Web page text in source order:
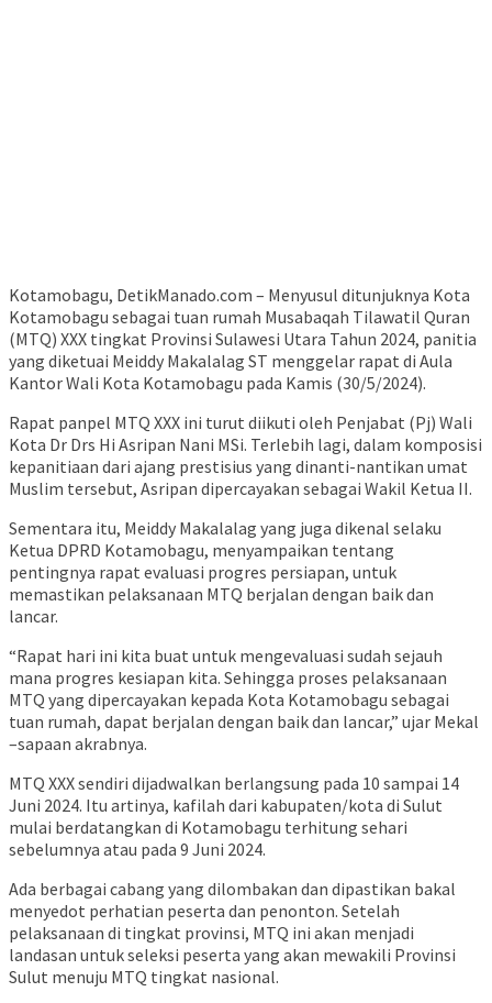
Kotamobagu, DetikManado.com – Menyusul ditunjuknya Kota
Kotamobagu sebagai tuan rumah Musabaqah Tilawatil Quran
(MTQ) XXX tingkat Provinsi Sulawesi Utara Tahun 2024, panitia
yang diketuai Meiddy Makalalag ST menggelar rapat di Aula
Kantor Wali Kota Kotamobagu pada Kamis (30/5/2024).
Rapat panpel MTQ XXX ini turut diikuti oleh Penjabat (Pj) Wali
Kota Dr Drs Hi Asripan Nani MSi. Terlebih lagi, dalam komposisi
kepanitiaan dari ajang prestisius yang dinanti-nantikan umat
Muslim tersebut, Asripan dipercayakan sebagai Wakil Ketua II.
Sementara itu, Meiddy Makalalag yang juga dikenal selaku
Ketua DPRD Kotamobagu, menyampaikan tentang
pentingnya rapat evaluasi progres persiapan, untuk
memastikan pelaksanaan MTQ berjalan dengan baik dan
lancar.
“Rapat hari ini kita buat untuk mengevaluasi sudah sejauh
mana progres kesiapan kita. Sehingga proses pelaksanaan
MTQ yang dipercayakan kepada Kota Kotamobagu sebagai
tuan rumah, dapat berjalan dengan baik dan lancar,” ujar Mekal
–sapaan akrabnya.
MTQ XXX sendiri dijadwalkan berlangsung pada 10 sampai 14
Juni 2024. Itu artinya, kafilah dari kabupaten/kota di Sulut
mulai berdatangkan di Kotamobagu terhitung sehari
sebelumnya atau pada 9 Juni 2024.
Ada berbagai cabang yang dilombakan dan dipastikan bakal
menyedot perhatian peserta dan penonton. Setelah
pelaksanaan di tingkat provinsi, MTQ ini akan menjadi
landasan untuk seleksi peserta yang akan mewakili Provinsi
Sulut menuju MTQ tingkat nasional.